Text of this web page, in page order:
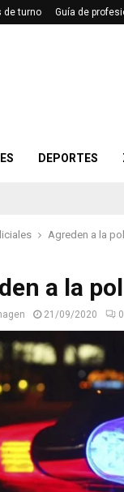
de turno Guía de
DEPORTES
Agreden a la
a la
21/09/2020 0